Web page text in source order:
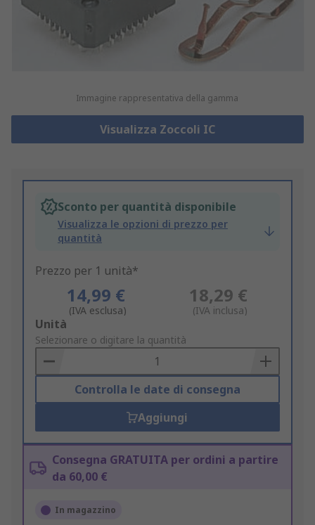
Immagine rappresentativa della gamma
Visualizza Zoccoli IC
Sconto per quantità disponibile
Visualizza le opzioni di prezzo per
quantità
Prezzo per 1 unità*
14,99 €
(IVA esclusa)
18,29 €
(IVA inclusa)
Add
to
Basket
Unità
Selezionare o digitare la quantità
Controlla le date di consegna
Aggiungi
Consegna GRATUITA per ordini a partire
da 60,00 €
In magazzino